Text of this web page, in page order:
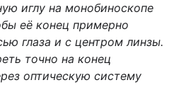
иглу на монобиноскопе
её конец примерно
глаза и с центром линзы.
точно на конец
оптическую систему